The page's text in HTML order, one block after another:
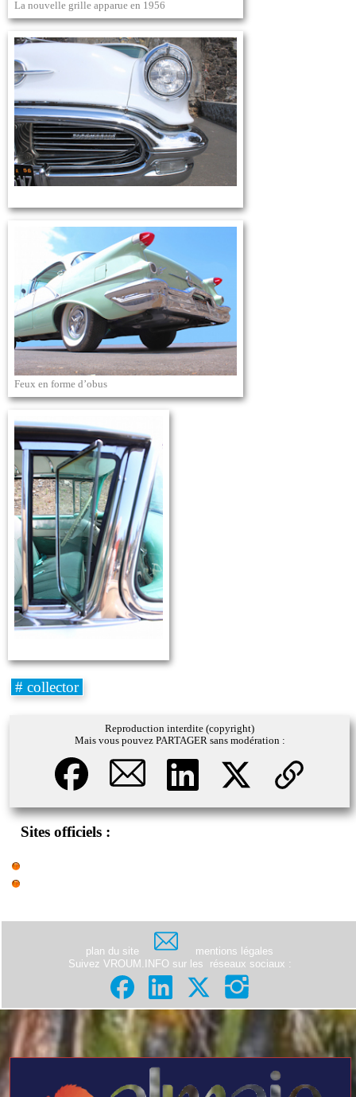
La nouvelle grille apparue en 1956
Feux en forme d’obus
# collector
Reproduction interdite (copyright)
Mais vous pouvez PARTAGER sans modération :
Sites officiels :
plan du site
mentions légales
Suivez VROUM.INFO sur les
réseaux sociaux :